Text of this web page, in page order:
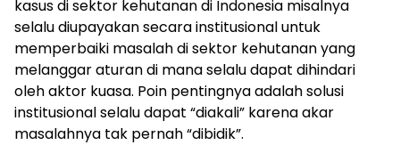
kasus di sektor kehutanan di Indonesia misalnya
selalu diupayakan secara institusional untuk
memperbaiki masalah di sektor kehutanan yang
melanggar aturan di mana selalu dapat dihindari
oleh aktor kuasa. Poin pentingnya adalah solusi
institusional selalu dapat “diakali” karena akar
masalahnya tak pernah “dibidik”.